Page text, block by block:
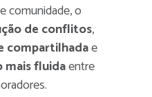
comunidade, o
de conflitos,
compartilhadae
mais fluidaentre